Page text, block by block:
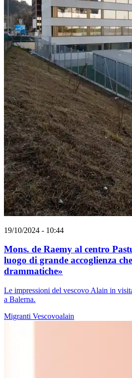
19/10/2024 - 10:44
Mons. de Raemy al centro
luogo di grande accoglienza
drammatiche»
Le impressioni del vescovo Alain in
a Balerna.
Migranti Vescovoalain